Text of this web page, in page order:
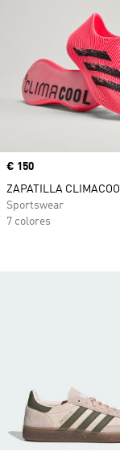
Precio
€ 150
ZAPATILLA
Sportswear
7 colores